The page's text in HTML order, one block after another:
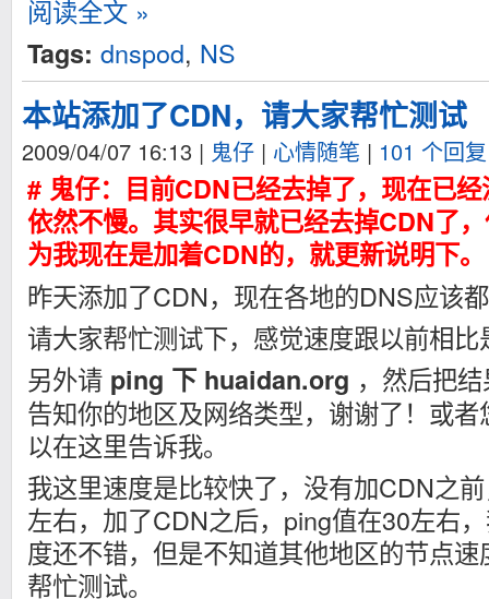
阅读全文 »
Tags: dnspod, NS
本站添加了CDN，请大家帮忙测试
2009/04/07 16:13 | 鬼仔 | 心情随笔 | 101 个回复
# 鬼仔：目前CDN已经去掉了，现在已
依然不慢。其实很早就已经去掉CDN了
为我现在是加着CDN的，就更新说明下。
昨天添加了CDN，现在各地的DNS应该
请大家帮忙测试下，感觉速度跟以前相
另外请 ping 下 huaidan.org ，然后把
告知你的地区及网络类型，谢谢了！或
以在这里告诉我。
我这里速度是比较快了，没有加CDN之
左右，加了CDN之后，ping值在30左右
度还不错，但是不知道其他地区的节点
帮忙测试。